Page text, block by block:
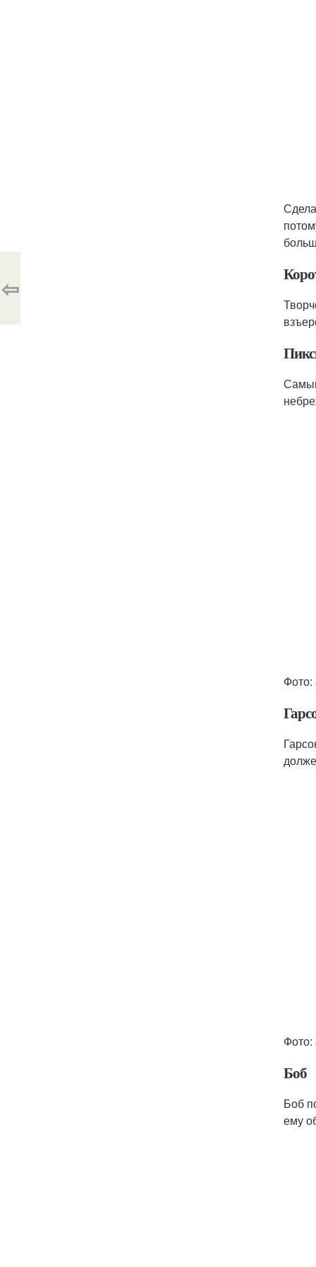
Фото:
Фото:
Боб
Боб
ему
⇦